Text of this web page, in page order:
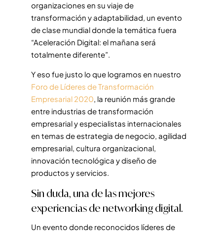
organizaciones en su viaje de
transformación y adaptabilidad, un evento
de clase mundial donde la temática fuera
“Aceleración Digital: el mañana será
totalmente diferente”.
Y eso fue justo lo que logramos en nuestro
Foro de Líderes de Transformación
Empresarial 2020, la reunión más grande
entre industrias de transformación
empresarial y especialistas internacionales
en temas de estrategia de negocio, agilidad
empresarial, cultura organizacional,
innovación tecnológica y diseño de
productos y servicios.
Sin duda, una de las mejores
experiencias de networking digital.
Un evento donde reconocidos líderes de